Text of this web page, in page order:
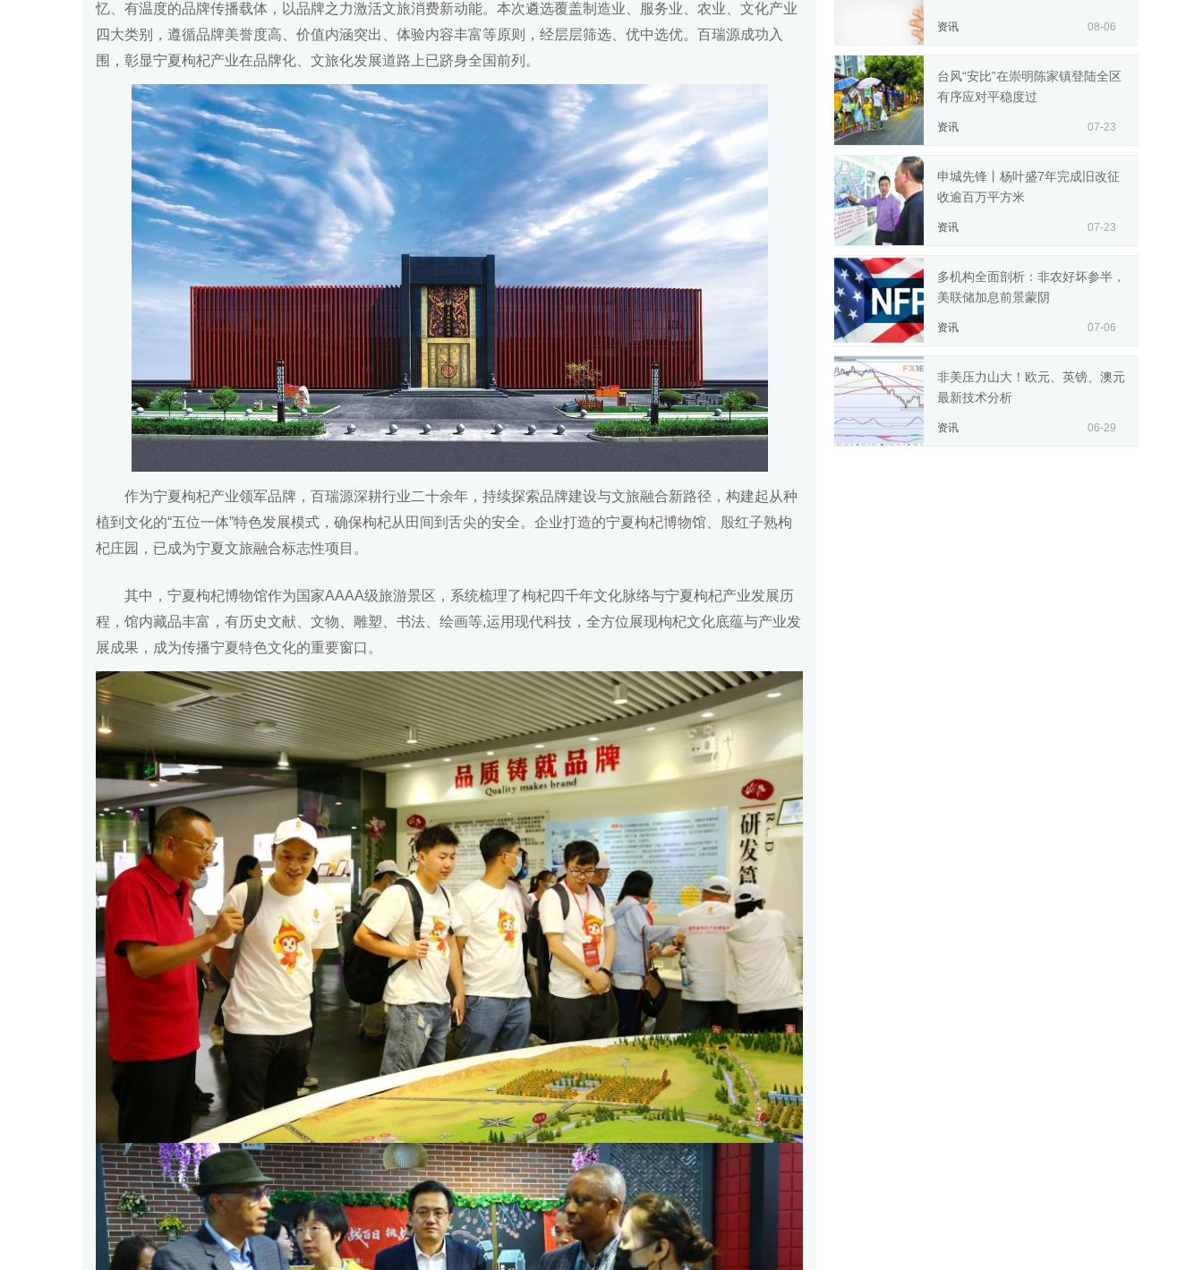
忆、有温度的品牌传播载体，以品牌之力激活文旅消费新动能。本次遴选覆盖制造业、服务业、农业、文化产业
四大类别，遵循品牌美誉度高、价值内涵突出、体验内容丰富等原则，经层层筛选、优中选优。百瑞源成功入
围，彰显宁夏枸杞产业在品牌化、文旅化发展道路上已跻身全国前列。
作为宁夏枸杞产业领军品牌，百瑞源深耕行业二十余年，持续探索品牌建设与文旅融合新路径，构建起从种
植到文化的“五位一体”特色发展模式，确保枸杞从田间到舌尖的安全。企业打造的宁夏枸杞博物馆、殷红子熟枸
杞庄园，已成为宁夏文旅融合标志性项目。
其中，宁夏枸杞博物馆作为国家AAAA级旅游景区，系统梳理了枸杞四千年文化脉络与宁夏枸杞产业发展历
程，馆内藏品丰富，有历史文献、文物、雕塑、书法、绘画等,运用现代科技，全方位展现枸杞文化底蕴与产业发
展成果，成为传播宁夏特色文化的重要窗口。
资讯 08-06
台风“安比”在崇明陈家镇登陆全区
有序应对平稳度过
资讯 07-23
申城先锋丨杨叶盛7年完成旧改征
收逾百万平方米
资讯 07-23
多机构全面剖析：非农好坏参半，
美联储加息前景蒙阴
资讯 07-06
非美压力山大！欧元、英镑、澳元
最新技术分析
资讯 06-29